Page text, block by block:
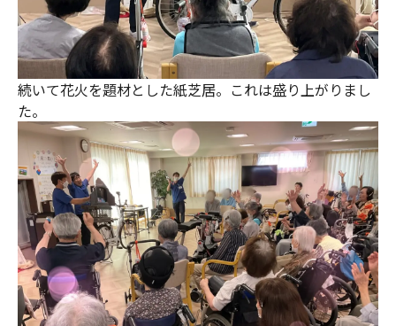
続いて花火を題材とした紙芝居。これは盛り上がりまし
た。